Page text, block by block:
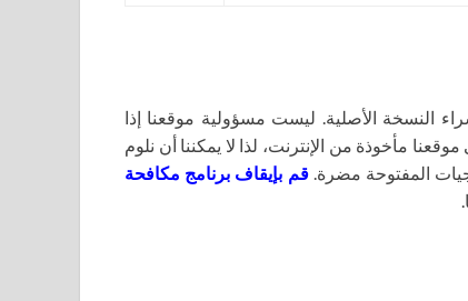
الأصلية. ليست مسؤولية موقعنا إذا
مأخوذة من الإنترنت، لذا لا يمكننا أن نلوم
المفتوحة مضرة.قم بإيقاف برنامج مكافحة